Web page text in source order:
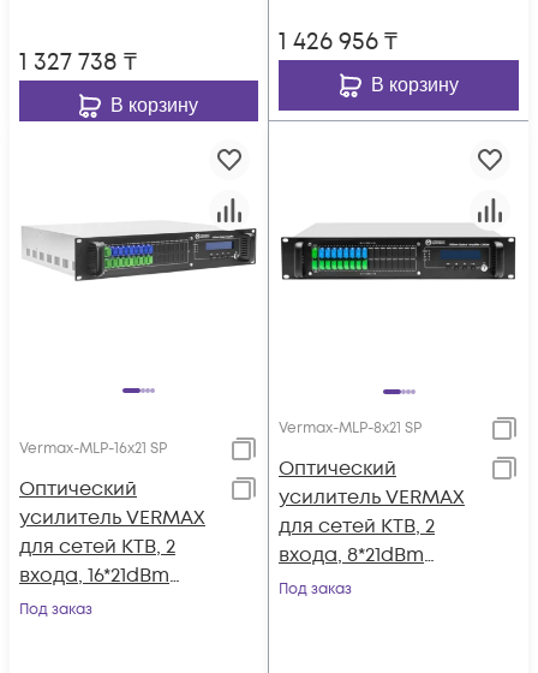
1 327 738 ₸
В корзину
1 426 956₸
В корзину
Vermax-MLP-16x21 SP
Оптический
усилитель VERMAX
для сетей КТВ, 2
входа, 16*21dBm
выхода, WDM
Под заказ
Vermax-MLP-8x21 SP
Оптический
усилитель VERMAX
для сетей КТВ, 2
входа, 8*21dBm
выходов, WDM
Под заказ